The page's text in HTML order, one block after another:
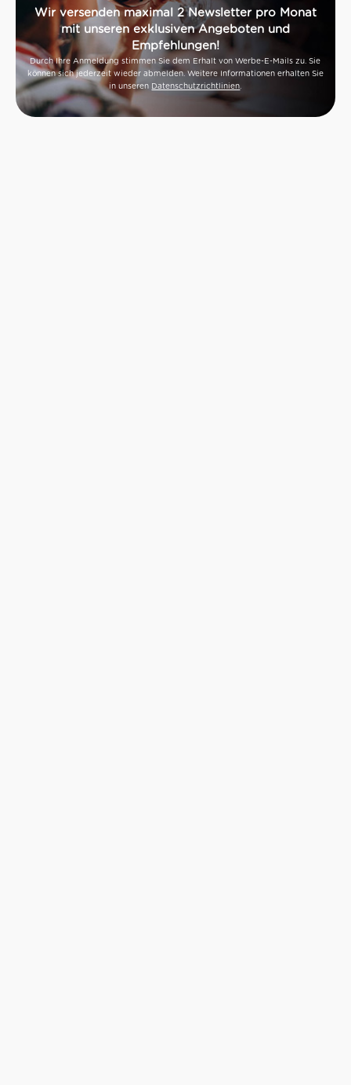
Wir versenden maximal 2 Newsletter pro Monat
mit unseren exklusiven Angeboten und
Empfehlungen!
Durch Ihre Anmeldung stimmen Sie dem Erhalt von Werbe-E-Mails zu. Sie
können sich jederzeit wieder abmelden. Weitere Informationen erhalten Sie
in unseren Datenschutzrichtlinien